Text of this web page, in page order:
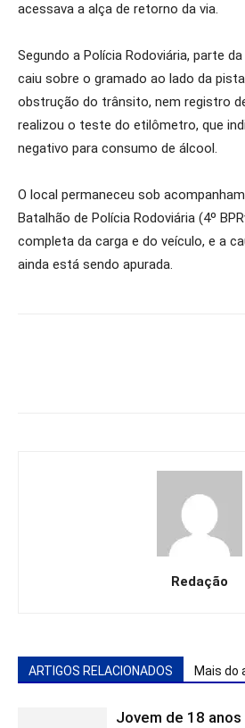
acessava a alça de retorno da via.
Segundo a Polícia Rodoviária, parte
caiu sobre o gramado ao lado da
obstrução do trânsito, nem registro
realizou o teste do etilômetro, que
negativo para consumo de álcool.
O local permaneceu sob
Batalhão de Polícia Rodoviária (4º
completa da carga e do veículo, e a
ainda está sendo apurada.
Redação
ARTIGOS RELACIONADOS Mais do
Jovem de 18